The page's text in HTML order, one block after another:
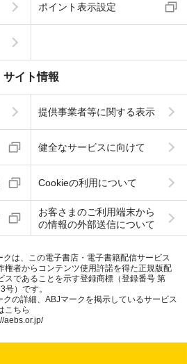
ポイント表示設定
サイト情報
提供事業者等に関する表示
健全なサービスに向けて
Cookieの利用について
お客さまのご利用端末から
の情報の外部送信について
クは、この電子書店・電子書籍配信サービス
権者からコンテンツ使用許諾を得た正規版配
スであることを示す登録商標（登録番号 第
号）です。
クの詳細、ABJマークを掲示しているサービス
こちら
aebs.or.jp/